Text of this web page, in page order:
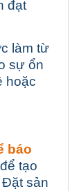
đạt
làm từ
sự ổn
hoặc
báo
tạo
sản